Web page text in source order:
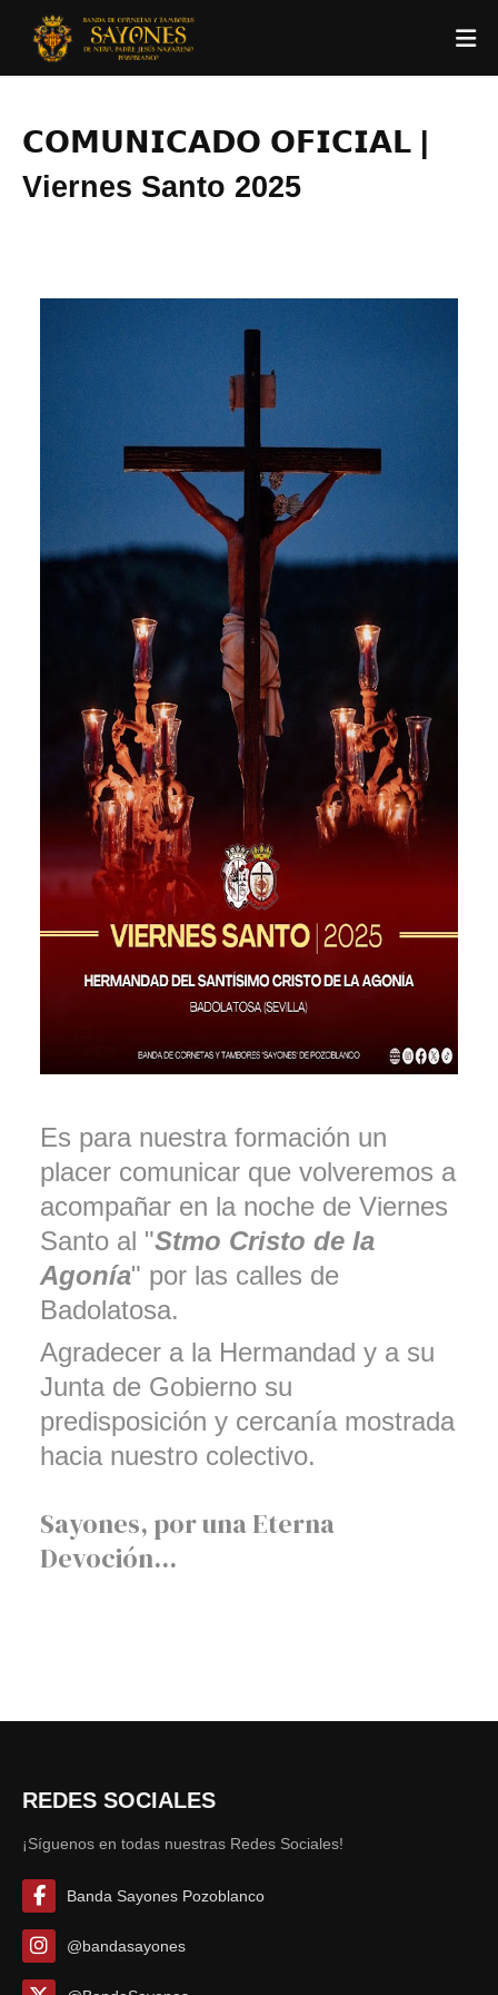
𝗖𝗢𝗠𝗨𝗡𝗜𝗖𝗔𝗗𝗢 𝗢𝗙𝗜𝗖𝗜𝗔𝗟 |
Viernes Santo 2025
Es para nuestra formación un
placer comunicar que volveremos a
acompañar en la noche de Viernes
Santo al "Stmo Cristo de la
Agonía" por las calles de
Badolatosa.
Agradecer a la Hermandad y a su
Junta de Gobierno su
predisposición y cercanía mostrada
hacia nuestro colectivo.
Sayones, por una Eterna
Devoción...
REDES SOCIALES
¡Síguenos en todas nuestras Redes Sociales!
Banda Sayones Pozoblanco
@bandasayones